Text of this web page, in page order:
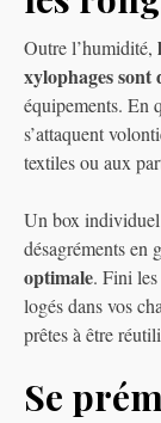
Outre l’humidité,
xylophages sont
équipements. En
s’attaquent
textiles ou aux
Un box individuel
désagréments en
optimale. Fini les
logés dans vos
prêtes à être
Se